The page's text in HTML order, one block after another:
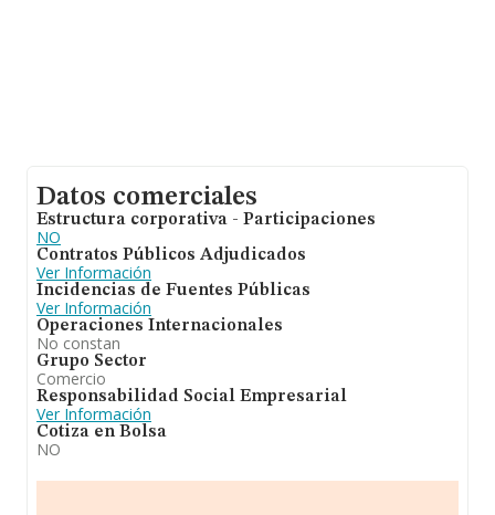
Datos comerciales
Estructura corporativa - Participaciones
NO
Contratos Públicos Adjudicados
Ver Información
Incidencias de Fuentes Públicas
Ver Información
Operaciones Internacionales
No constan
Grupo Sector
Comercio
Responsabilidad Social Empresarial
Ver Información
Cotiza en Bolsa
NO